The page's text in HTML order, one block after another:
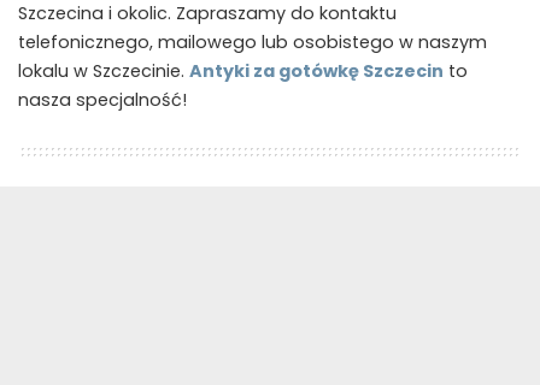
Szczecina i okolic. Zapraszamy do kontaktu
telefonicznego, mailowego lub osobistego w naszym
lokalu w Szczecinie. Antyki za gotówkę Szczecin to
nasza specjalność!